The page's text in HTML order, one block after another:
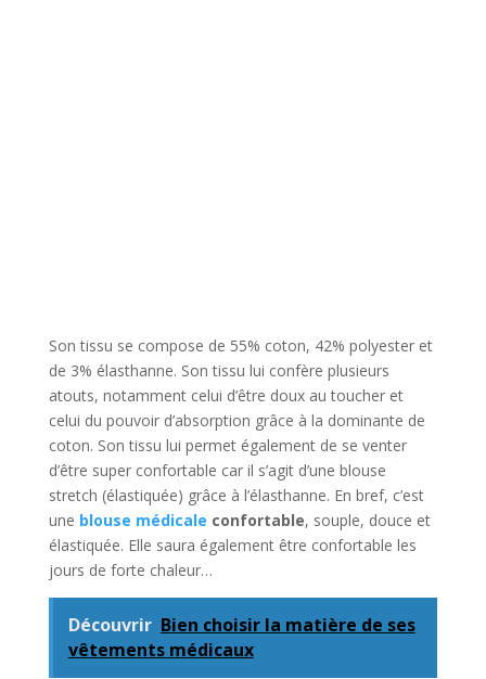
Son tissu se compose de 55% coton, 42% polyester et
de 3% élasthanne. Son tissu lui confère plusieurs
atouts, notamment celui d’être doux au toucher et
celui du pouvoir d’absorption grâce à la dominante de
coton. Son tissu lui permet également de se venter
d’être super confortable car il s’agit d’une blouse
stretch (élastiquée) grâce à l’élasthanne. En bref, c’est
une blouse médicale confortable, souple, douce et
élastiquée. Elle saura également être confortable les
jours de forte chaleur…
Découvrir Bien choisir la matière de ses
vêtements médicaux